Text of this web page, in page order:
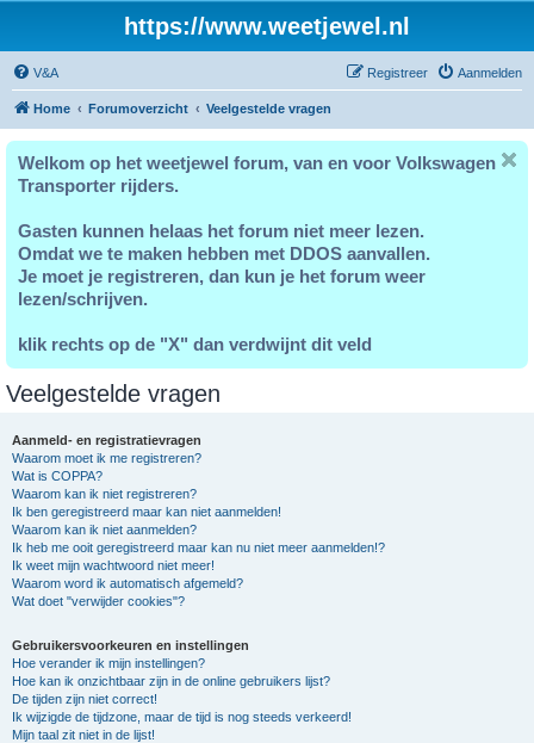
https://www.weetjewel.nl
V&A Aanmelden
Registreer
Home Forumoverzicht Veelgestelde vragen
Welkom op het weetjewel forum, van en voor Volkswagen
Transporter rijders.
Gasten kunnen helaas het forum niet meer lezen.
Omdat we te maken hebben met DDOS aanvallen.
Je moet je registreren, dan kun je het forum weer
lezen/schrijven.
klik rechts op de "X" dan verdwijnt dit veld
Veelgestelde vragen
Aanmeld- en registratievragen
Waarom moet ik me registreren?
Wat is COPPA?
Waarom kan ik niet registreren?
Ik ben geregistreerd maar kan niet aanmelden!
Waarom kan ik niet aanmelden?
Ik heb me ooit geregistreerd maar kan nu niet meer aanmelden!?
Ik weet mijn wachtwoord niet meer!
Waarom word ik automatisch afgemeld?
Wat doet "verwijder cookies"?
Gebruikersvoorkeuren en instellingen
Hoe verander ik mijn instellingen?
Hoe kan ik onzichtbaar zijn in de online gebruikers lijst?
De tijden zijn niet correct!
Ik wijzigde de tijdzone, maar de tijd is nog steeds verkeerd!
Mijn taal zit niet in de lijst!